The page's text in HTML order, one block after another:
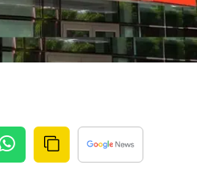
Çankırı
Çorum
Diyarbakır
Edirne